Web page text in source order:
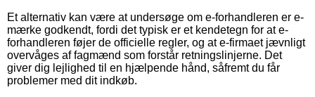
Et alternativ kan være at undersøge om e-forhandleren er e-
mærke godkendt, fordi det typisk er et kendetegn for at e-
forhandleren føjer de officielle regler, og at e-firmaet jævnligt
overvåges af fagmænd som forstår retningslinjerne. Det
giver dig lejlighed til en hjælpende hånd, såfremt du får
problemer med dit indkøb.